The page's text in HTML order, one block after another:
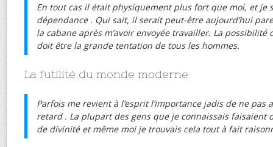
En tout cas il était physiquement plus fort que moi, et je
dépendance . Qui sait, il serait peut-être aujourd’hui
la cabane après m’avoir envoyée travailler. La
doit être la grande tentation de tous les hommes.
La futilité du monde moderne
Parfois me revient à l’esprit l’importance jadis de ne
retard . La plupart des gens que je connaissais faisaient
de divinité et même moi je trouvais cela tout à fait